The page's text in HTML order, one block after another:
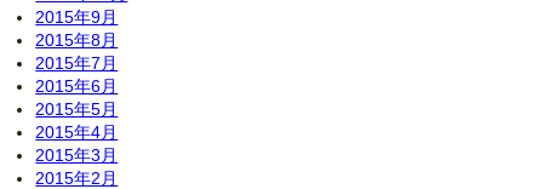
2015年9月
2015年8月
2015年7月
2015年6月
2015年5月
2015年4月
2015年3月
2015年2月